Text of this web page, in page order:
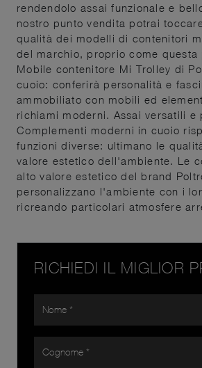
rendendolo assai funzionale e
nostro punto vendita potrai
qualità dei modelli di contenitori
del marchio, proprio come questa
Mobile contenitore Mi Trolley di
cuoio: conferirà personalità e
ammobiliato con mobili ed
richiami moderni. Assai versatili e
Complementi moderni in cuoio
funzioni diverse: ultimano le
valore estetico dell'ambiente. Le
alto valore estetico del brand
personalizzano l'ambiente con i
ricreando particolari atmosfere
RICHIEDI IL MIGLIOR